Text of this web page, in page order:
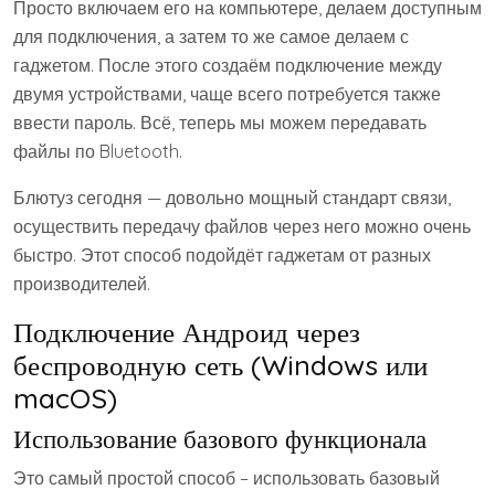
Просто включаем его на компьютере, делаем доступным
для подключения, а затем то же самое делаем с
гаджетом. После этого создаём подключение между
двумя устройствами, чаще всего потребуется также
ввести пароль. Всё, теперь мы можем передавать
файлы по Bluetooth.
Блютуз сегодня — довольно мощный стандарт связи,
осуществить передачу файлов через него можно очень
быстро. Этот способ подойдёт гаджетам от разных
производителей.
Подключение Андроид через
беспроводную сеть (Windows или
macOS)
Использование базового функционала
Это самый простой способ – использовать базовый